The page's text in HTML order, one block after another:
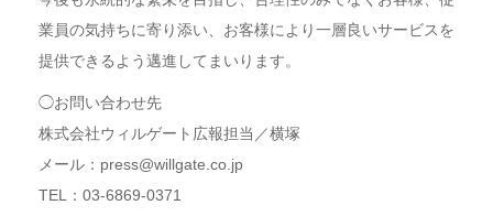
業員の気持ちに寄り添い、お客様により一層良いサービスを
提供できるよう邁進してまいります。
◯お問い合わせ先
株式会社ウィルゲート広報担当／横塚
メール：press@willgate.co.jp
TEL：03-6869-0371